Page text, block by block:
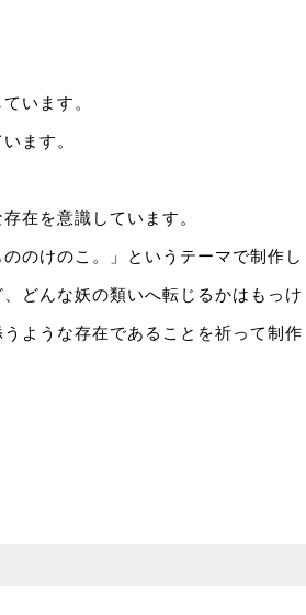
います。
ます。
在を意識しています。
のけのこ。」というテーマで制作し
どんな妖の類いへ転じるかはもっけ
ような存在であることを祈って制作